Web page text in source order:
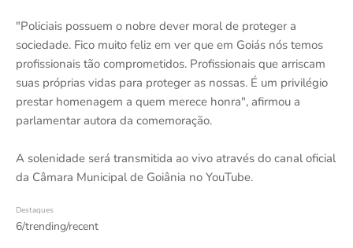
"Policiais possuem o nobre dever moral de proteger a
sociedade. Fico muito feliz em ver que em Goiás nós temos
profissionais tão comprometidos. Profissionais que arriscam
suas próprias vidas para proteger as nossas. É um privilégio
prestar homenagem a quem merece honra", afirmou a
parlamentar autora da comemoração.
A solenidade será transmitida ao vivo através do canal oficial
da Câmara Municipal de Goiânia no YouTube.
Destaques
6/trending/recent